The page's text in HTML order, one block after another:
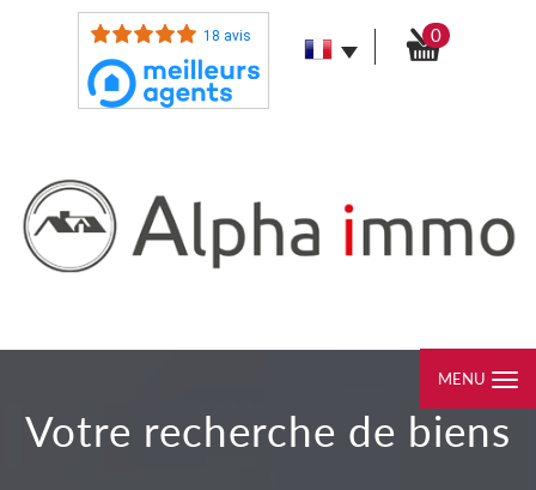
18 avis 0
MENU
votre recherche de biens